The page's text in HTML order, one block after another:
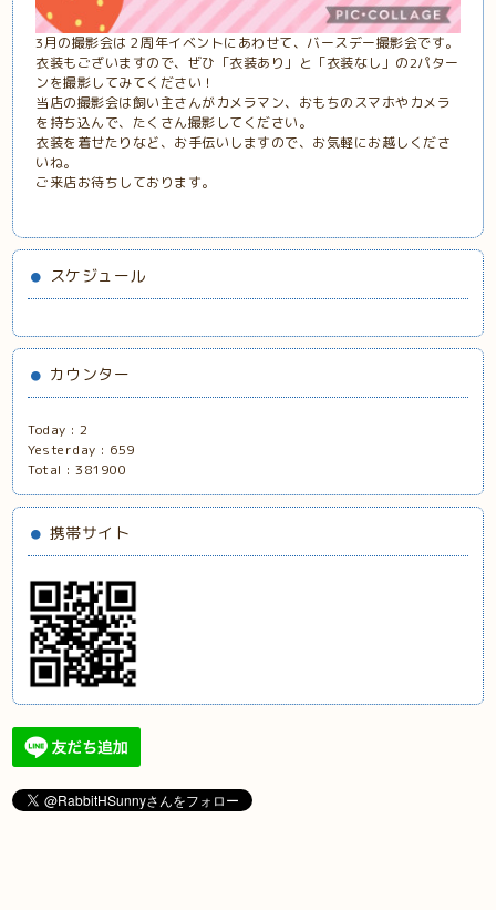
3月の撮影会は２周年イベントにあわせて、バースデー撮影会です。
衣装もございますので、ぜひ「衣装あり」と「衣装なし」の2パター
ンを撮影してみてください！
当店の撮影会は飼い主さんがカメラマン、おもちのスマホやカメラ
を持ち込んで、たくさん撮影してください。
衣装を着せたりなど、お手伝いしますので、お気軽にお越しくださ
いね。
ご来店お待ちしております。
スケジュール
カウンター
Today :2
Yesterday : 659
Total :381900
携帯サイト